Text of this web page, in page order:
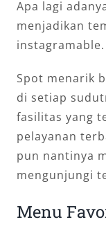
Apa lagi
menjadikan
instagramable.
Spot menarik
di setiap
fasilitas yang
pelayanan
pun nantinya
mengunjungi
Menu